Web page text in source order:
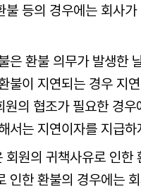
불 등의 경우에는 회사
은 환불 의무가 발생한
불이 지연되는 경우 지
의 협조가 필요한 경
서는 지연이자를 지급
회원의 귀책사유로 인한
인한 환불의 경우에는